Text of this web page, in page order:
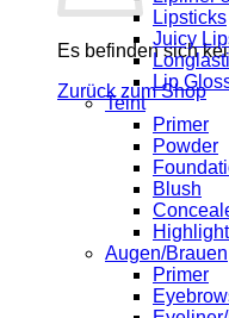
Es befinden sich
Zurück zum Shop
Lipsticks
Juicy
Lip
Teint
Primer
Powder
Blush
Augen/Brauen
Primer